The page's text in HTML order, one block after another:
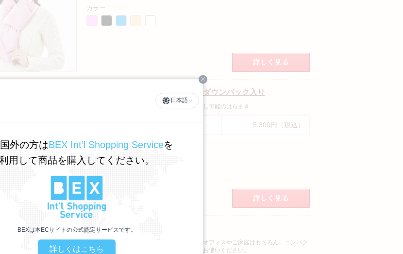
カラー
オーガニックコットンはらまき ダウンパック入り
ダウンパックでふんわりあたためる、取り外し可能のはらまき
5,300円（税込）
カラー
羽毛ひざ掛け
防寒対策にあたたかい羽毛の「ひざ掛け」。オフィスやご家庭はもちろん、コンパク
トに収納できるのでいろいろな場所で幅広くお使いください。
日本語
Close
外の方はBEX Int’l Shopping Serviceを
用して商品を購入してください。
BEXは本ECサイトの公式認定サービスです。
詳しくはこちら